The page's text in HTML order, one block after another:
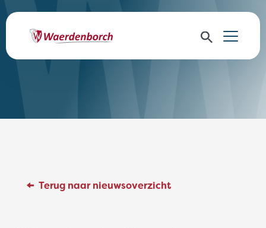
Terug naar nieuwsoverzicht